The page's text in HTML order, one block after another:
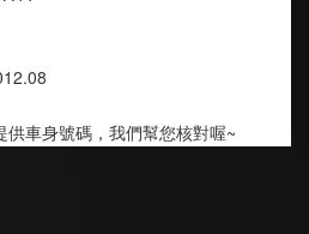
車身號碼，我們幫您核對喔~